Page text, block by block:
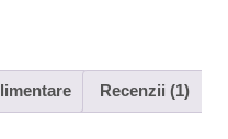
Recenzii (1)